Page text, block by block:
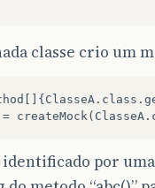
classe crio um
por